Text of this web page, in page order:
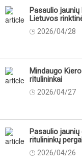
Pasaulio
Lietuvos
2026/04/28
Mindaugo
ritulininkai
2026/04/27
Pasaulio
ritulininkų
2026/04/26